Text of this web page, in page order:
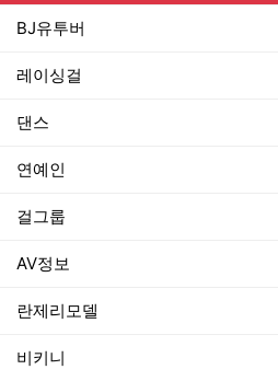
BJ유투버
레이싱걸
댄스
연예인
걸그룹
AV정보
란제리모델
비키니